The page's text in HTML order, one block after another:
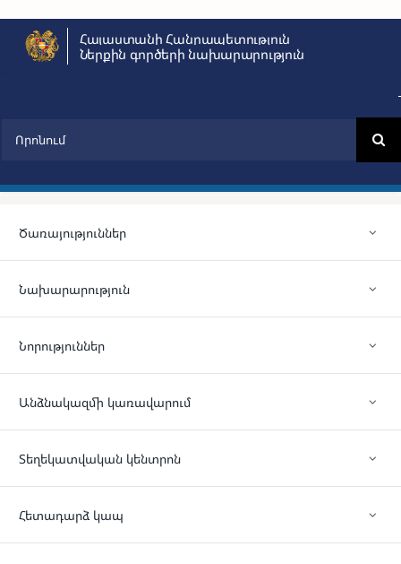
content
Հայաստանի Հանրապետություն
Ներքին գործերի նախարարություն
Ծառայություններ
Նախարարություն
Նորություններ
Անձնակազմի կառավարում
Տեղեկատվական կենտրոն
Հետադարձ կապ